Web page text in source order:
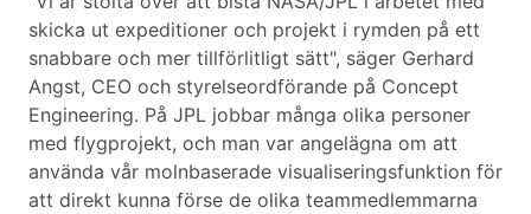
skicka ut expeditioner och projekt i rymden på ett
snabbare och mer tillförlitligt sätt", säger Gerhard
Angst, CEO och styrelseordförande på Concept
Engineering. På JPL jobbar många olika personer
med flygprojekt, och man var angelägna om att
använda vår molnbaserade visualiseringsfunktion för
att direkt kunna förse de olika teammedlemmarna